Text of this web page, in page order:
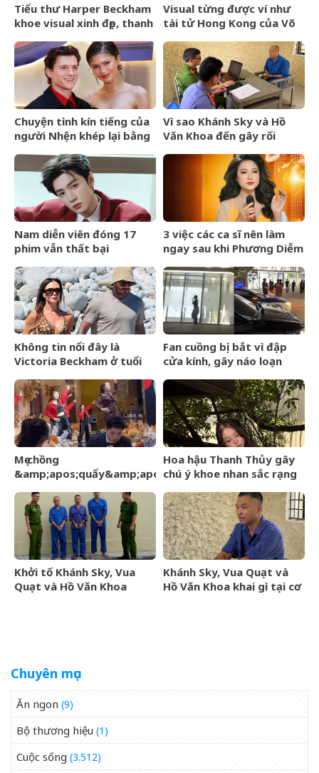
Tiểu thư Harper Beckham
khoe visual xinh đẹp, thanh
thuyền triệu đô, đọ sắc
cùng mẹ
Visual từng được ví như
tài tử Hong Kong của Võ
tranh cãi vì một thay đổi
Chuyện tình kín tiếng của
người Nhện khép lại bằng
Vì sao Khánh Sky và Hồ
Văn Khoa đến gây rối
khởi tố?
Nam diễn viên đóng 17
phim vẫn thất bại
3 việc các ca sĩ nên làm
ngay sau khi Phương Diễm
Không tin nổi đây là
Victoria Beckham ở tuổi
Fan cuồng bị bắt vì đập
cửa kính, gây náo loạn
niệm 10 năm
Mẹ chồng
&amp;apos;quẩy&amp;apos;
dâu nói một câu, lời đáp
của chú rể gây sốt
Hoa hậu Thanh Thủy gây
chú ý khoe nhan sắc rạng
Khởi tố Khánh Sky, Vua
Quạt và Hồ Văn Khoa
Khánh Sky, Vua Quạt và
Hồ Văn Khoa khai gì tại cơ
Chuyên mục
Ăn ngon (9)
Bộ thương hiệu (1)
Cuộc sống (3.512)